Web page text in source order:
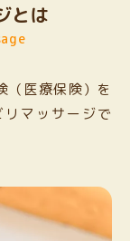
とは
（医療保険）を
マッサージで